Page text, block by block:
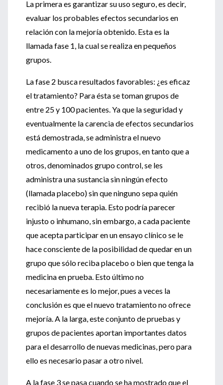
La primera es garantizar su uso seguro, es decir,
evaluar los probables efectos secundarios en
relación con la mejoría obtenido. Esta es la
llamada fase 1, la cual se realiza en pequeños
grupos.
La fase 2 busca resultados favorables: ¿es eficaz
el tratamiento? Para ésta se toman grupos de
entre 25 y 100 pacientes. Ya que la seguridad y
eventualmente la carencia de efectos secundarios
está demostrada, se administra el nuevo
medicamento a uno de los grupos, en tanto que a
otros, denominados grupo control, se les
administra una sustancia sin ningún efecto
(llamada placebo) sin que ninguno sepa quién
recibió la nueva terapia. Esto podría parecer
injusto o inhumano, sin embargo, a cada paciente
que acepta participar en un ensayo clínico se le
hace consciente de la posibilidad de quedar en un
grupo que sólo reciba placebo o bien que tenga la
medicina en prueba. Esto último no
necesariamente es lo mejor, pues a veces la
conclusión es que el nuevo tratamiento no ofrece
mejoría. A la larga, este conjunto de pruebas y
grupos de pacientes aportan importantes datos
para el desarrollo de nuevas medicinas, pero para
ello es necesario pasar a otro nivel.
A la fase 3 se pasa cuando se ha mostrado que el